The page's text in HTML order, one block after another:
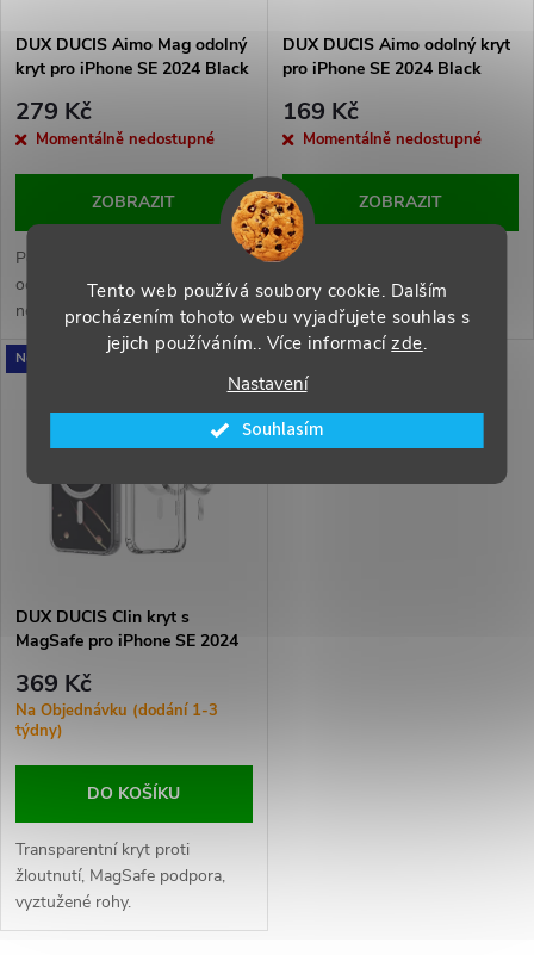
Tento web používá soubory cookie. Dalším
procházením tohoto webu vyjadřujete souhlas s
jejich používáním.. Více informacízde.
Nastavení
Souhlasím
p
r
o
d
u
k
ů
s
p
r
o
d
u
k
DUX DUCIS Aimo Mag odolný
kryt pro iPhone SE 2024 Black
279 Kč
Momentálně nedostupné
ZOBRAZIT
Podpora magnetického nabíjení,
ochrana proti pádům,
nezanechává otisky prstů
DUX DUCIS Aimo odolný kryt
pro iPhone SE 2024 Black
169 Kč
Momentálně nedostupné
ZOBRAZIT
Nezanechává otisky, tenký a
lehký, vysoce odolný kryt s
ochrannou zadních kamer.
Novinka
DUX DUCIS Clin kryt s
MagSafe pro iPhone SE 2024
369 Kč
Na Objednávku (dodání 1-3
týdny)
DO KOŠÍKU
Transparentní kryt proti
žloutnutí, MagSafe podpora,
vyztužené rohy.